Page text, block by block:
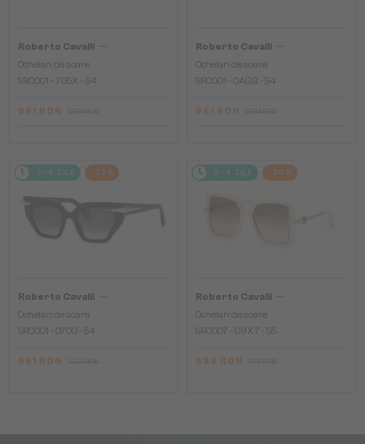
Roberto Cavalli
Ochelari de soare
SRC001 - 705X - 54
961 RON
Roberto Cavalli
Ochelari de soare
SRC001 - 0AGG - 54
961 RON
2-4 ZILE -22%
Roberto Cavalli
Ochelari de soare
SRC001 - 0700 - 54
961 RON
2-4 ZILE -20%
Roberto Cavalli
Ochelari de soare
SRC007 - 09X7 - 55
933 RON